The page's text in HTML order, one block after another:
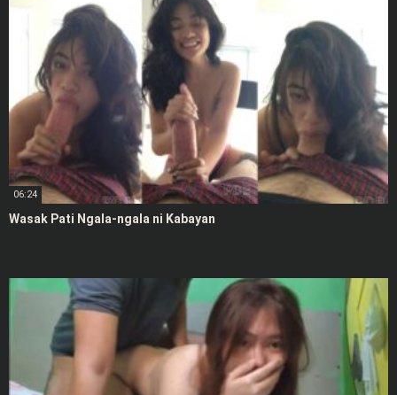
06:24
Wasak Pati Ngala-ngala ni Kabayan